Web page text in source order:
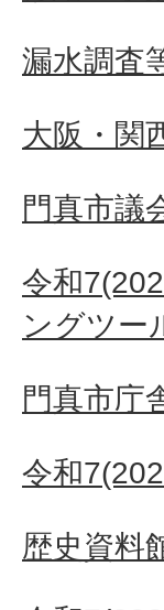
漏水調査
大阪・関
門真市議
令和
ングツー
門真市庁
令和
歴史資料